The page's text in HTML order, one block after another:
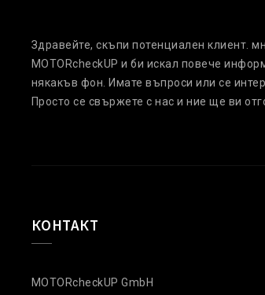
Здравейте, скъпи потенциален клиент.
MOTORcheckUP и би искал повече
някакъв фон. Имате въпроси или се
Просто се свържете с нас и ние ще ви
КОНТАКТ
MOTORcheckUP GmbH